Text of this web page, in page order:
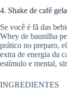
4. Shake de café
Se você é fã das
Whey de baunilha
prático no preparo,
extra de energia da
estímulo e mental,
INGREDIENTES